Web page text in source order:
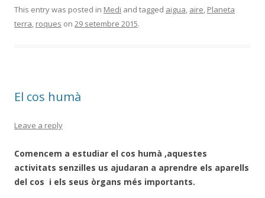
e
b
k
itt
er
m
p
This entry was posted in Medi and tagged aigua, aire, Planeta
terra, roques on 29 setembre 2015.
El cos humà
Leave a reply
Comencem a estudiar el cos humà ,aquestes
activitats senzilles us ajudaran a aprendre els aparells
del cos i els seus òrgans més importants.